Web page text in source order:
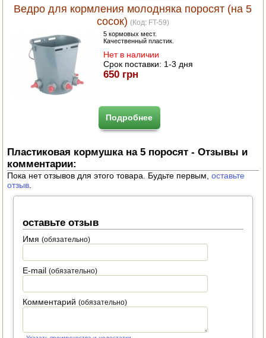
Ведро для кормления молодняка поросят (на 5
сосок) (Код: FT-59)
5 кормовых мест.
Качественный пластик.
Нет в наличии
Срок поставки: 1-3 дня
650 грн
Подробнее
Пластиковая кормушка на 5 поросят - Отзывы и
комментарии:
Пока нет отзывов для этого товара. Будьте первым,оставьте
отзыв
оставьте отзыв
Имя(обязательно)
E-mail(обязательно)
Комментарий(обязательно)